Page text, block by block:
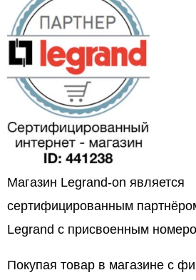
Магазин Legrand-on является
сертифицированным
Legrand с присвоенным
Покупая товар в магазине с